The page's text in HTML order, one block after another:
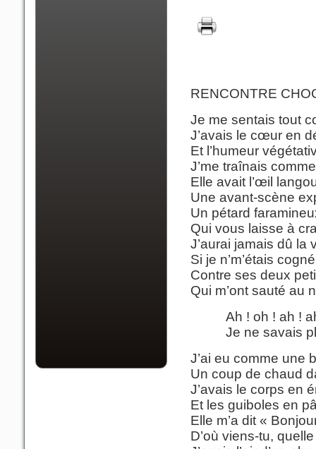
RENCONTRE
Je me sentais tout
J’avais le cœur en
Et l’humeur
J’me traînais
Elle avait l’œil
Une avant-scène
Un pétard
Qui vous laisse à
J’aurai jamais dû la
Si je n’m’étais cogné
Contre ses deux
Qui m’ont sauté au
Ah ! oh ! ah !
Je ne savais
J’ai eu comme une
Un coup de chaud
J’avais le corps en
Et les guiboles en
Elle m’a dit «
D’où viens-tu,